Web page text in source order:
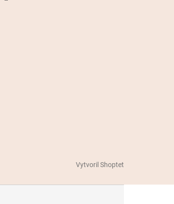
Vytvoril Shoptet